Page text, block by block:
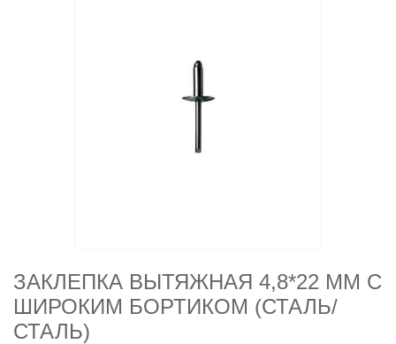
ЗАКЛЕПКА ВЫТЯЖНАЯ 4,8*22 ММ С
ШИРОКИМ БОРТИКОМ (СТАЛЬ/
СТАЛЬ)